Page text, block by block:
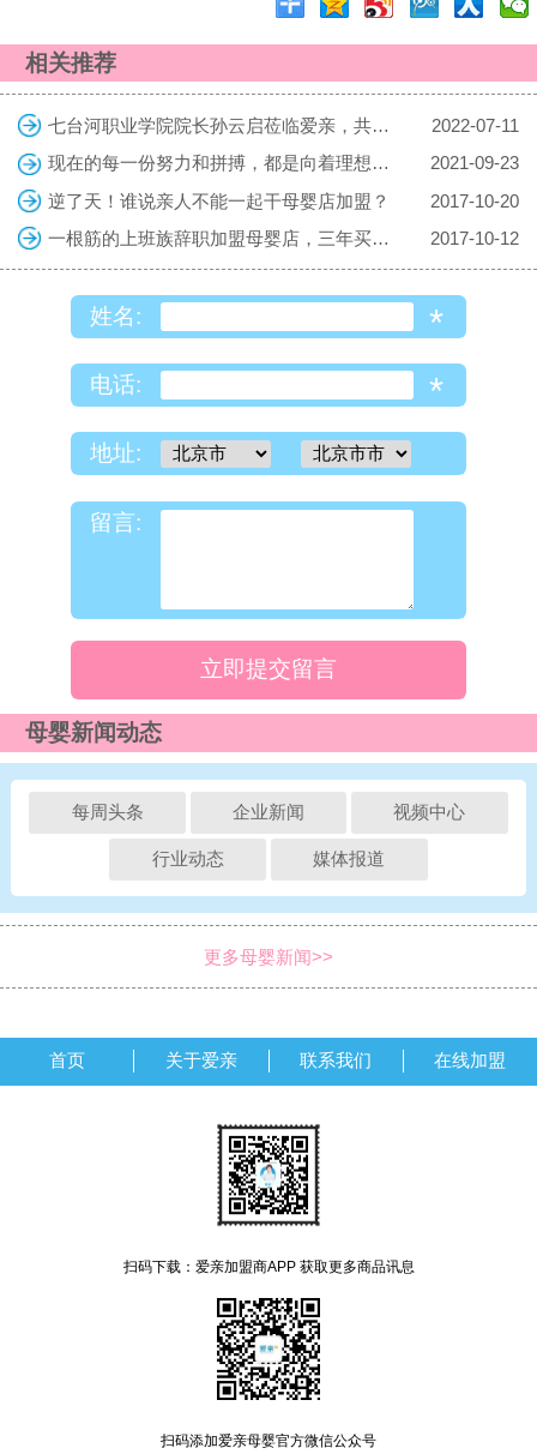
相关推荐
七台河职业学院院长孙云启莅临爱亲，共探校企合作共育复合型人才
2022-07-11
现在的每一份努力和拼搏，都是向着理想的生活迈进，勇敢向前吧！
2021-09-23
逆了天！谁说亲人不能一起干母婴店加盟？
2017-10-20
一根筋的上班族辞职加盟母婴店，三年买车房
2017-10-12
姓名: *
电话: *
地址:
留言:
立即提交留言
母婴新闻动态
每周头条 企业新闻 视频中心
行业动态 媒体报道
更多母婴新闻>>
首页 关于爱亲 联系我们 在线加盟
扫码下载：爱亲加盟商APP 获取更多商品讯息
扫码添加爱亲母婴官方微信公众号